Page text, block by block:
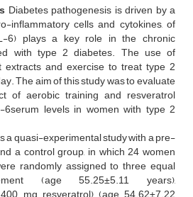
Diabetes pathogenesis is driven by a
inflammatory cells and cytokines, of
6) plays a key role in the chronic
with type 2 diabetes. The use of
extracts and exercise to treat type 2
The aim of this study was to evaluate
of aerobic training and resveratrol
levels in women with type 2
a quasi-experimental study with a pre-
a control group, in which 24 women
randomly assigned to three equal
(age 55.25±5.11 years),